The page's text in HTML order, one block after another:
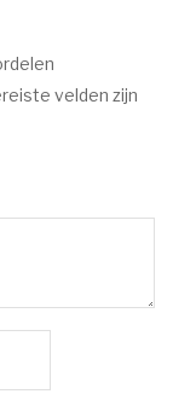
velden zijn